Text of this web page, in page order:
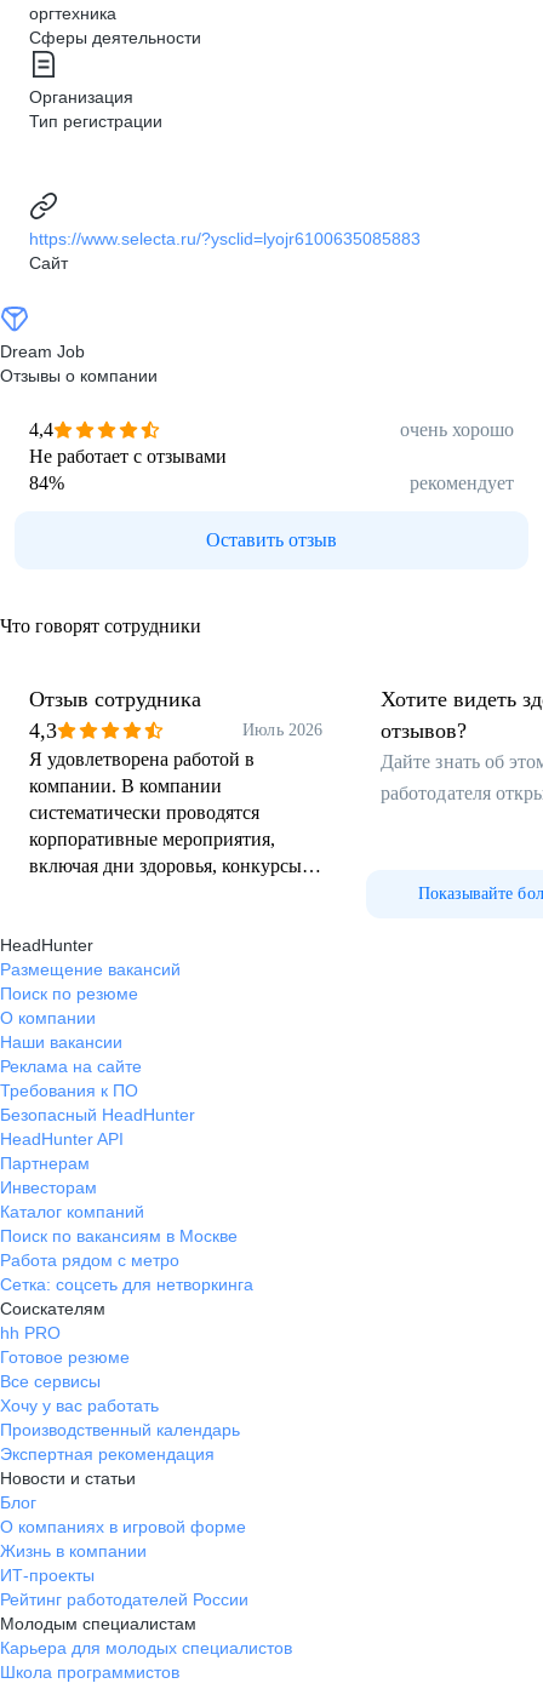
оргтехника
Сферы деятельности
Организация
Тип регистрации
https://www.selecta.ru/?ysclid=lyojr6100635085883
Сайт
Dream Job
Отзывы о компании
4,4
очень хорошо
Не работает с отзывами
84% рекомендует
Оставить отзыв
Что говорят сотрудники
Отзыв сотрудника
4,3
Июль 2026
Я удовлетворена работой в
компании. В компании
систематически проводятся
корпоративные мероприятия,
включая дни здоровья, конкурсы и
наблюдается устойчивое
улучшение условий труда и общее
развитие организации. Могу
рекомендовать компанию как
хорошего работодателя.
Хотите видеть
отзывов?
Дайте знать об
работодателя
Показывайте
HeadHunter
Размещение вакансий
Поиск по резюме
О компании
Наши вакансии
Реклама на сайте
Требования к ПО
Безопасный HeadHunter
HeadHunter API
Партнерам
Инвесторам
Каталог компаний
Поиск по вакансиям в Москве
Работа рядом с метро
Сетка: соцсеть для нетворкинга
Соискателям
hh PRO
Готовое резюме
Все сервисы
Хочу у вас работать
Производственный календарь
Экспертная рекомендация
Новости и статьи
Блог
О компаниях в игровой форме
Жизнь в компании
ИТ-проекты
Рейтинг работодателей России
Молодым специалистам
Карьера для молодых специалистов
Школа программистов